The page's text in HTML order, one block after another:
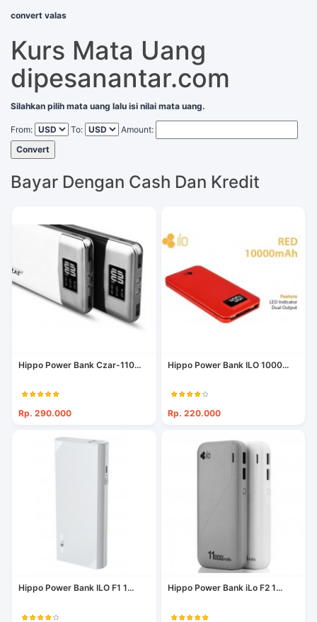
convert valas
Kurs Mata Uang
dipesanantar.com
Silahkan pilih mata uang lalu isi nilai mata uang.
From: To:
Amount:
Convert
Bayar Dengan Cash Dan Kredit
Hippo Power Bank Czar-110...
Rp. 290.000
Hippo Power Bank ILO 1000...
Rp. 220.000
Hippo Power Bank ILO F1 1... Hippo Power Bank iLo F2 1...